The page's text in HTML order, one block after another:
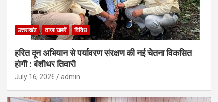
उत्तराखंड ताजा खबरें विविध
हरित दून अभियान से पर्यावरण संरक्षण की नई चेतना विकसित
होगी : बंशीधर तिवारी
July 16, 2026 admin